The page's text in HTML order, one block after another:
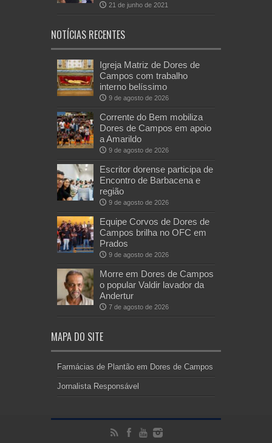
21 de junho de 2021
NOTÍCIAS RECENTES
Igreja Matriz de Dores de
Campos com trabalho
interno belíssimo
9 de agosto de 2026
Corrente do Bem mobiliza
Dores de Campos em apoio
a Amarildo
9 de agosto de 2026
Escritor dorense participa de
Encontro de Barbacena e
região
9 de agosto de 2026
Equipe Corvos de Dores de
Campos brilha no OFC em
Prados
9 de agosto de 2026
Morre em Dores de Campos
o popular Valdir lavador da
Andertur
7 de agosto de 2026
MAPA DO SITE
Farmácias de Plantão em Dores de Campos
Jornalista Responsável